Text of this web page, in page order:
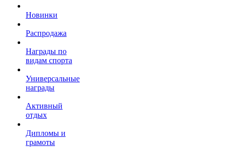
Новинки
Распродажа
Награды по
видам спорта
Универсальные
награды
Активный
отдых
Дипломы и
грамоты